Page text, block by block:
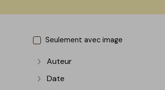
Seulement avec image
Afficher plus
Auteur
Afficher plus
Date